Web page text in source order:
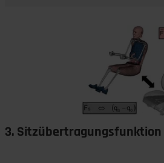
3. Sitzübertragungsfunktion